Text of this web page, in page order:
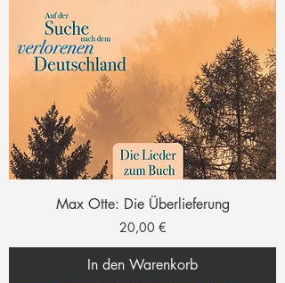
Max Otte: Die Überlieferung
Preis
20,00 €
In den Warenkorb